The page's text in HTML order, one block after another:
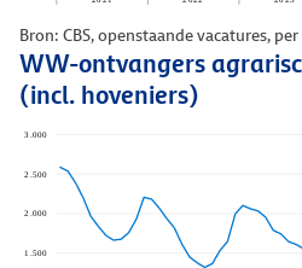
Bron: CBS, openstaande vacatures,
WW-ontvangers
(incl. hoveniers)